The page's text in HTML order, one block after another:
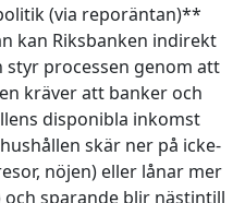
(via reporäntan)**
kan Riksbanken indirekt
styr processen genom att
kräver att banker och
disponibla inkomst
skär ner på icke-
nöjen) eller lånar mer
sparande blir nästintill